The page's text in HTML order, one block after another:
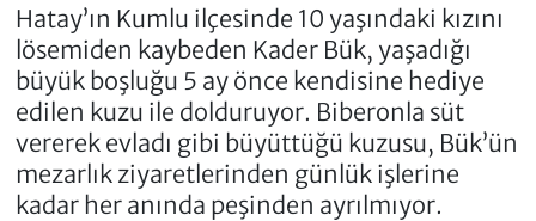
Hatay’ın Kumlu ilçesinde 10 yaşındaki kızını
lösemiden kaybeden Kader Bük, yaşadığı
büyük boşluğu 5 ay önce kendisine hediye
edilen kuzu ile dolduruyor. Biberonla süt
vererek evladı gibi büyüttüğü kuzusu, Bük’ün
mezarlık ziyaretlerinden günlük işlerine
kadar her anında peşinden ayrılmıyor.
Tüm Manşetler
Son Dakika Haberleri
Haber Arşivi